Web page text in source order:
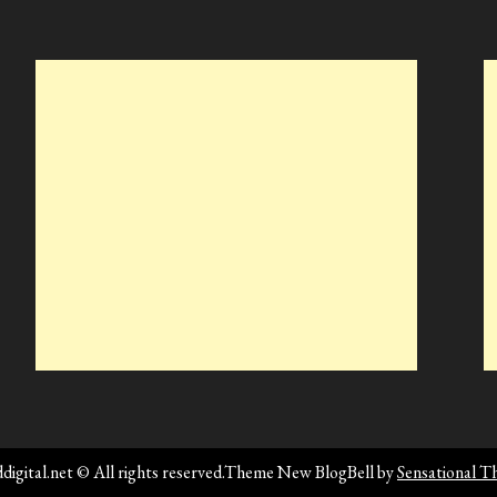
© All rights reserved.Theme New BlogBell bySensational